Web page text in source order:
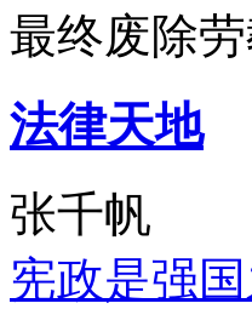
最终废除劳
法律天地
张千帆
宪政是强